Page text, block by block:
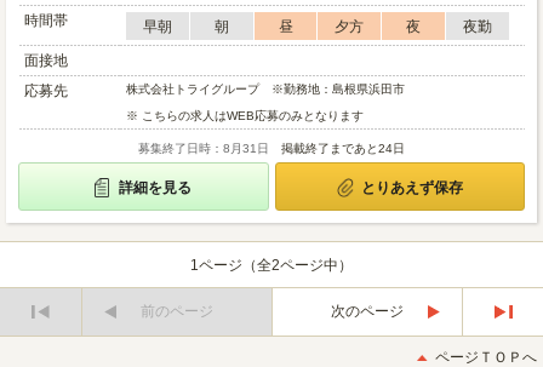
時間帯
早朝 朝 昼 夕方 夜
夜勤
面接地
応募先
株式会社トライグループ ※勤務地：島根県浜田市
※ こちらの求人はWEB応募のみとなります
募集終了日時：8月31日 掲載終了まであと24日
詳細を見る とりあえず保存
1ページ（全2ページ中）
前のページ
次のページ
後
ページＴＯＰへ